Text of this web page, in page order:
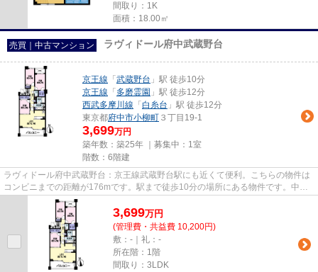
間取り：1K
面積：18.00㎡
売買｜中古マンション ラヴィドール府中武蔵野台
京王線 「 武蔵野台 」駅 徒歩10分
京王線 「 多磨霊園 」駅 徒歩12分
西武多摩川線 「 白糸台 」駅 徒歩12分
東京都府中市小柳町 ３丁目19-1
3,699万円
築年数：築25年 ｜募集中： 1室
階数：6階建
ラヴィドール府中武蔵野台：京王線武蔵野台駅にも近くて便利。こちらの物件は
コンビニまでの距離が176mです。駅まで徒歩10分の場所にある物件です。中古
マンションなら、物件の購入も...
3,699万円
(管理費・共益費 10,200円)
敷：-｜礼：-
所在階：1階
間取り：3LDK